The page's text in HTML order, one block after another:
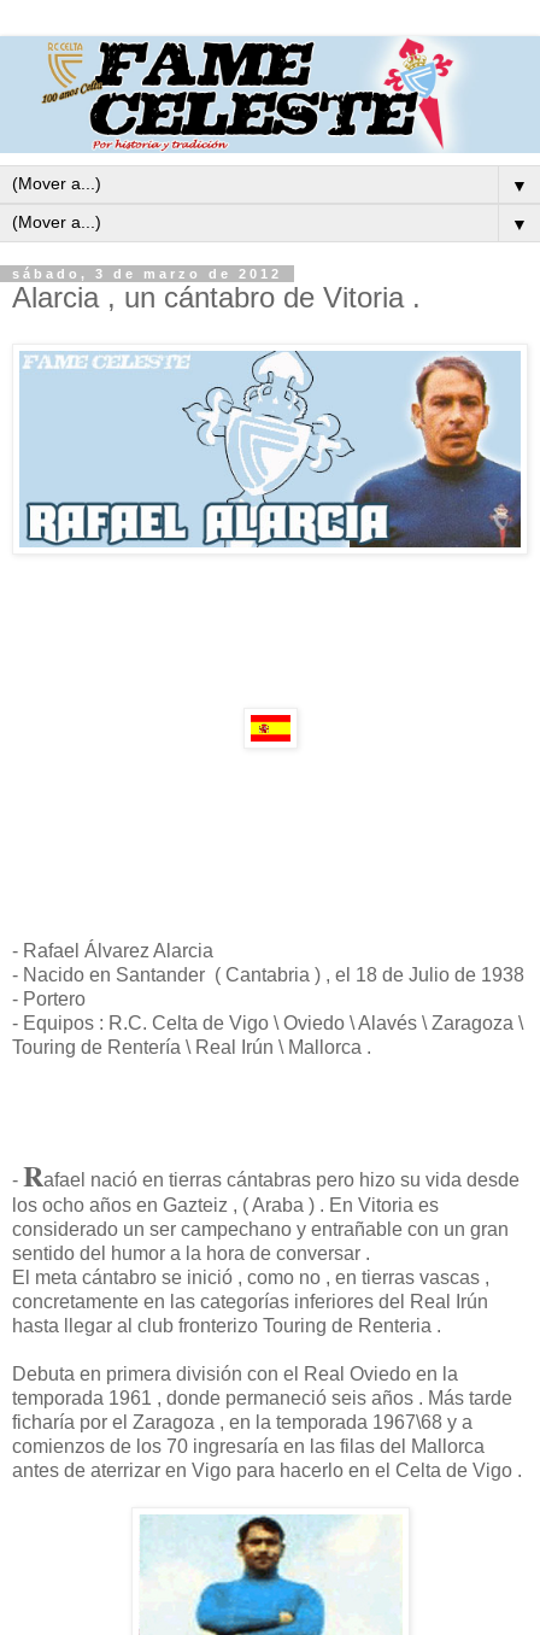
▼
▼
sábado, 3 de marzo de 2012
Alarcia , un cántabro de Vitoria .
- Rafael Álvarez Alarcia
- Nacido en Santander ( Cantabria ) , el 18 de Julio de 1938
- Portero
- Equipos : R.C. Celta de Vigo \ Oviedo \ Alavés \ Zaragoza \
Touring de Rentería \ Real Irún \ Mallorca .
- Rafael nació en tierras cántabras pero hizo su vida desde
los ocho años en Gazteiz , ( Araba ) . En Vitoria es
considerado un ser campechano y entrañable con un gran
sentido del humor a la hora de conversar .
El meta cántabro se inició , como no , en tierras vascas ,
concretamente en las categorías inferiores del Real Irún
hasta llegar al club fronterizo Touring de Renteria .
Debuta en primera división con el Real Oviedo en la
temporada 1961 , donde permaneció seis años . Más tarde
ficharía por el Zaragoza , en la temporada 1967\68 y a
comienzos de los 70 ingresaría en las filas del Mallorca
antes de aterrizar en Vigo para hacerlo en el Celta de Vigo .